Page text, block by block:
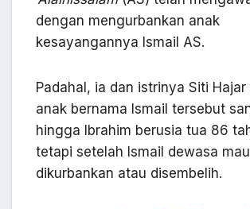
dengan mengurbankan anak
kesayangannya Ismail AS.
Padahal, ia dan istrinya Siti Hajar
anak bernama Ismail tersebut
hingga Ibrahim berusia tua 86
tetapi setelah Ismail dewasa mau
dikurbankan atau disembelih.